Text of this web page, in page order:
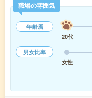
職場の雰囲気
年齢層
20代
男女比率
女性